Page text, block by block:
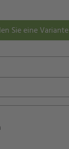
Sie eine Variante